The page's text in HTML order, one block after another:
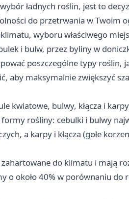
ładnych roślin, jest to
do przetrwania w Twoim
wyboru właściwego
i bulw, przez byliny w
poszczególne typy roślin,
aby maksymalnie zwiększyć
kwiatowe, bulwy, kłącza i
rośliny: cebulki i bulwy
a karpy i kłącza (gołe
zahartowane do klimatu i mają
o około 40% w porównaniu